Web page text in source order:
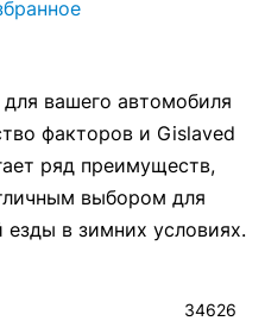
вашего автомобиля
факторов и Gislaved
ряд преимуществ,
выбором для
в зимних условиях.
34626